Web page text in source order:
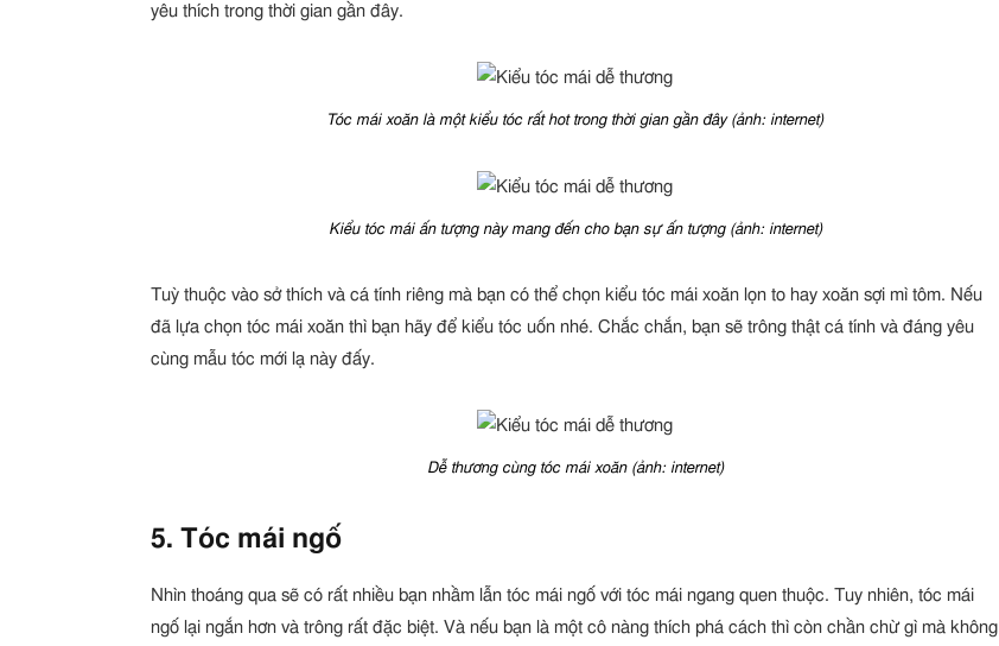
yêu thích trong thời gian gần đây.
Tóc mái xoăn là một kiểu tóc rất hot trong thời gian gần đây (ảnh: internet)
Kiểu tóc mái ấn tượng này mang đến cho bạn sự ấn tượng (ảnh: internet)
Tuỳ thuộc vào sở thích và cá tính riêng mà bạn có thể chọn kiểu tóc mái xoăn lọn to hay xoăn sợi mì tôm. Nếu
đã lựa chọn tóc mái xoăn thì bạn hãy để kiểu tóc uốn nhé. Chắc chắn, bạn sẽ trông thật cá tính và đáng yêu
cùng mẫu tóc mới lạ này đấy.
Dễ thương cùng tóc mái xoăn (ảnh: internet)
5. Tóc mái ngố
Nhìn thoáng qua sẽ có rất nhiều bạn nhầm lẫn tóc mái ngố với tóc mái ngang quen thuộc. Tuy nhiên, tóc mái
ngố lại ngắn hơn và trông rất đặc biệt. Và nếu bạn là một cô nàng thích phá cách thì còn chần chừ gì mà không